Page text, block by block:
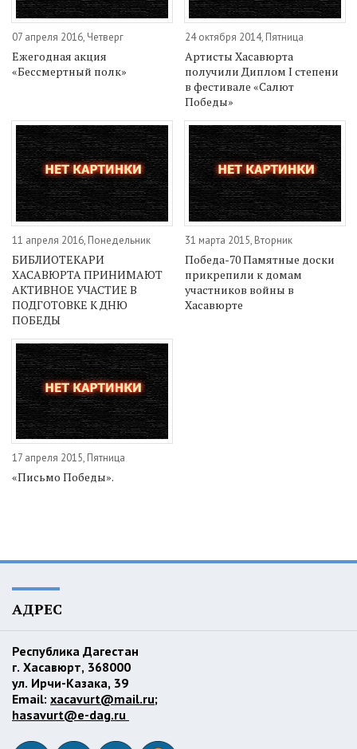
07 апреля 2016, Четверг
Ежегодная акция
«Бессмертный полк»
24 октября 2014, Пятница
Артисты Хасавюрта
получили Диплом I степени
в фестивале «Салют
Победы»
11 апреля 2016, Понедельник
БИБЛИОТЕКАРИ
ХАСАВЮРТА ПРИНИМАЮТ
АКТИВНОЕ УЧАСТИЕ В
ПОДГОТОВКЕ К ДНЮ
ПОБЕДЫ
31 марта 2015, Вторник
Победа-70 Памятные доски
прикрепили к домам
участников войны в
Хасавюрте
17 апреля 2015, Пятница
«Письмо Победы».
АДРЕС
Республика Дагестан
г. Хасавюрт, 368000
ул. Ирчи-Казака, 39
Email: xacavurt@mail.ru;
hasavurt@e-dag.ru